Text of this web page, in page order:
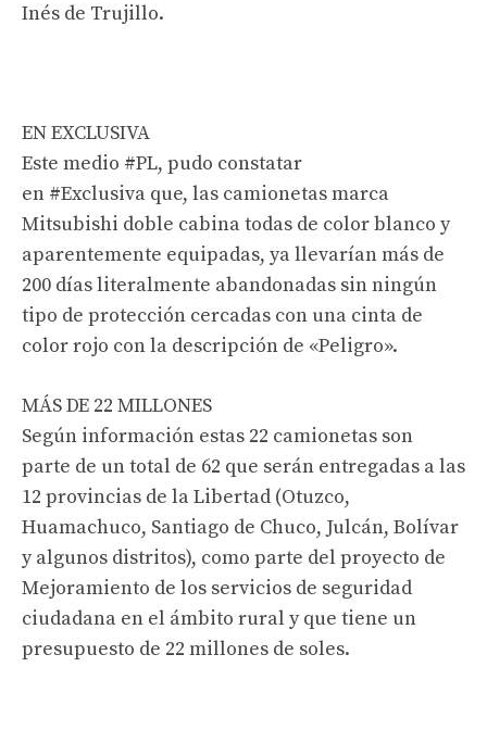
Inés de Trujillo.
EN EXCLUSIVA
Este medio #PL, pudo constatar
en #Exclusiva que, las camionetas marca
Mitsubishi doble cabina todas de color blanco y
aparentemente equipadas, ya llevarían más de
200 días literalmente abandonadas sin ningún
tipo de protección cercadas con una cinta de
color rojo con la descripción de «Peligro».
MÁS DE 22 MILLONES
Según información estas 22 camionetas son
parte de un total de 62 que serán entregadas a las
12 provincias de la Libertad (Otuzco,
Huamachuco, Santiago de Chuco, Julcán, Bolívar
y algunos distritos), como parte del proyecto de
Mejoramiento de los servicios de seguridad
ciudadana en el ámbito rural y que tiene un
presupuesto de 22 millones de soles.